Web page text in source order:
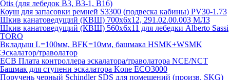
Otis (для лебедок B3, B3-1, B16)
Коуш для запасовки ремней S3300 (подвеска кабины) PV30-1.73
Шкив канатоведущий (КВШ) 700х6х12, 291.02.00.003 МЛЗ
Шкив канатоведущий (КВШ) 560х6х11 для лебедки Alberto Sassi
TORO
Вкладыш L=100мм, BFK=10мм, башмака HSMK+WSMK
Эскалатор/траволатор
ECB Плата контроллера эскалатора/траволатора NCE/NCT
Башмак для ступени эскалатора Kone ECO3000
Поручень черный Schindler SDS для помещений (произв. SKG)